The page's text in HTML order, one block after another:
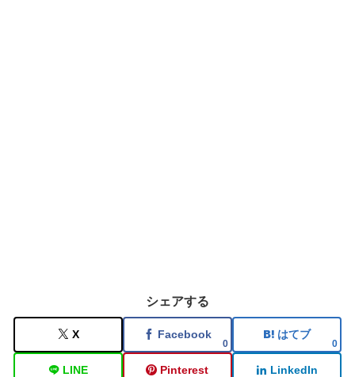
シェアする
X Facebook
0
はてブ
0
LINE Pinterest LinkedIn